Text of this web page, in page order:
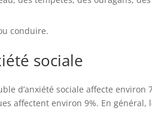
conduire.
sociale
d’anxiété sociale affecte environ
affectent environ 9%. En général,